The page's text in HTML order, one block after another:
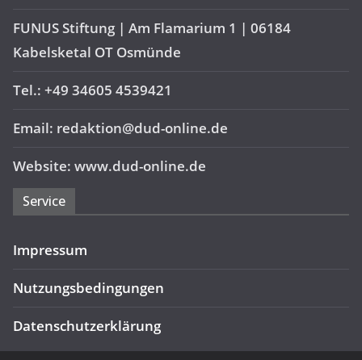
FUNUS Stiftung | Am Flamarium 1 | 06184
Kabelsketal OT Osmünde
Tel.: +49 34605 4539421
Email: redaktion@dud-online.de
Website: www.dud-online.de
Service
Impressum
Nutzungsbedingungen
Datenschutzerklärung